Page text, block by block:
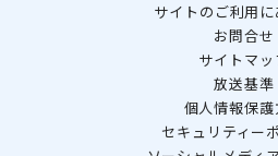
サイトのご利用に
お問合せ
サイトマッ
放送基準
個人情報保護
セキュリティー